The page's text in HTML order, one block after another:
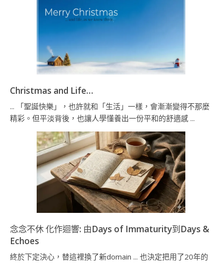
Christmas and Life…
... 「聖誕快樂」，也許就和「生活」一樣，會漸漸變得不那麼
精彩。但平淡背後，也讓人學懂養出一份平和的舒適感 ...
念念不休 化作迴響: 由Days of Immaturity到Days &
Echoes
終於下定決心，替這裡換了新domain ... 也決定把用了20年的